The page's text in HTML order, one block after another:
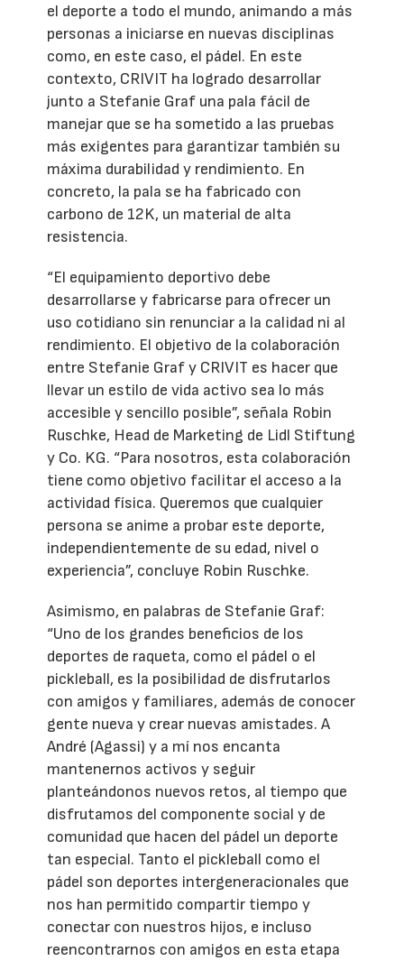
el deporte a todo el mundo, animando a más
personas a iniciarse en nuevas disciplinas
como, en este caso, el pádel. En este
contexto, CRIVIT ha logrado desarrollar
junto a Stefanie Graf una pala fácil de
manejar que se ha sometido a las pruebas
más exigentes para garantizar también su
máxima durabilidad y rendimiento. En
concreto, la pala se ha fabricado con
carbono de 12K, un material de alta
resistencia.
“El equipamiento deportivo debe
desarrollarse y fabricarse para ofrecer un
uso cotidiano sin renunciar a la calidad ni al
rendimiento. El objetivo de la colaboración
entre Stefanie Graf y CRIVIT es hacer que
llevar un estilo de vida activo sea lo más
accesible y sencillo posible”, señala Robin
Ruschke, Head de Marketing de Lidl Stiftung
y Co. KG. “Para nosotros, esta colaboración
tiene como objetivo facilitar el acceso a la
actividad física. Queremos que cualquier
persona se anime a probar este deporte,
independientemente de su edad, nivel o
experiencia”, concluye Robin Ruschke.
Asimismo, en palabras de Stefanie Graf:
“Uno de los grandes beneficios de los
deportes de raqueta, como el pádel o el
pickleball, es la posibilidad de disfrutarlos
con amigos y familiares, además de conocer
gente nueva y crear nuevas amistades. A
André (Agassi) y a mí nos encanta
mantenernos activos y seguir
planteándonos nuevos retos, al tiempo que
disfrutamos del componente social y de
comunidad que hacen del pádel un deporte
tan especial. Tanto el pickleball como el
pádel son deportes intergeneracionales que
nos han permitido compartir tiempo y
conectar con nuestros hijos, e incluso
reencontrarnos con amigos en esta etapa